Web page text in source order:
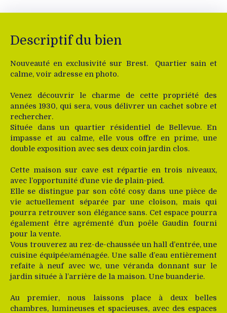
Descriptif du bien
Nouveauté en exclusivité sur Brest. Quartier sain et
calme, voir adresse en photo.
Venez découvrir le charme de cette propriété des
années 1930, qui sera, vous délivrer un cachet sobre et
rechercher.
Située dans un quartier résidentiel de Bellevue. En
impasse et au calme, elle vous offre en prime, une
double exposition avec ses deux coin jardin clos.
Cette maison sur cave est répartie en trois niveaux,
avec l’opportunité d’une vie de plain-pied.
Elle se distingue par son côté cosy dans une pièce de
vie actuellement séparée par une cloison, mais qui
pourra retrouver son élégance sans. Cet espace pourra
également être agrémenté d’un poêle Gaudin fourni
pour la vente.
Vous trouverez au rez-de-chaussée un hall d’entrée, une
cuisine équipée/aménagée. Une salle d’eau entièrement
refaite à neuf avec wc, une véranda donnant sur le
jardin située à l’arrière de la maison. Une buanderie.
Au premier, nous laissons place à deux belles
chambres, lumineuses et spacieuses, avec des espaces